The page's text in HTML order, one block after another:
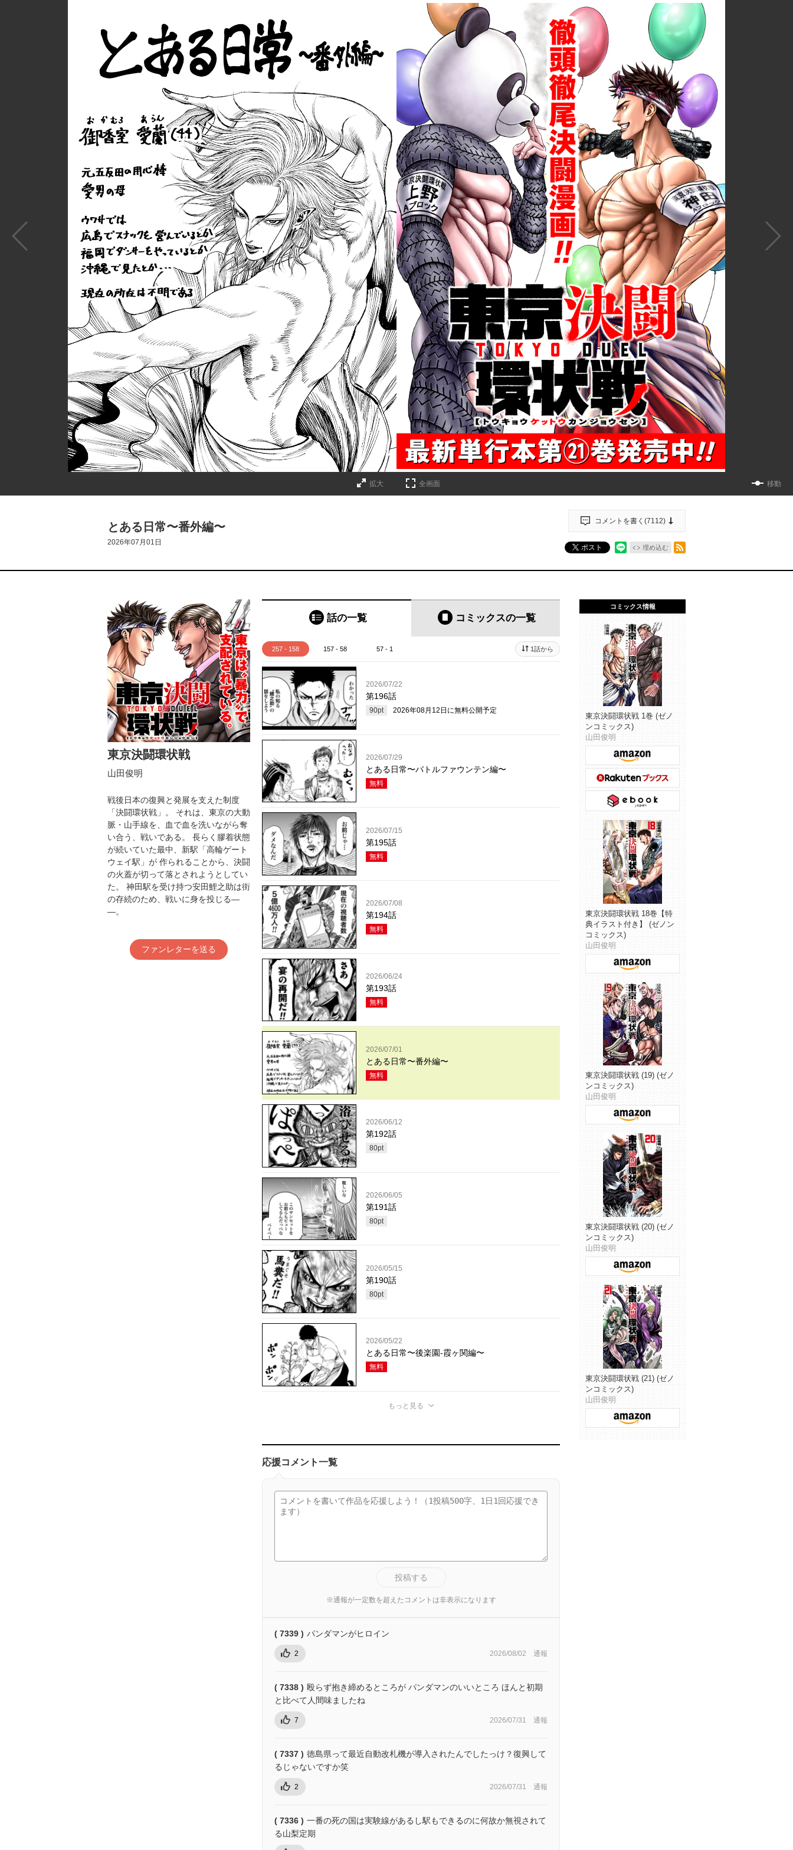
拡大 全画面 移動
とある日常〜番外編〜
2026年07月01日
コメントを書く(7112)
ポスト 埋め込む
東京決闘環状戦
山田俊明
戦後日本の復興と発展を支えた制度
「決闘環状戦」。 それは、東京の大動
脈・山手線を、血で血を洗いながら奪
い合う、戦いである。 長らく膠着状態
が続いていた最中、新駅「高輪ゲート
ウェイ駅」が 作られることから、決闘
の火蓋が切って落とされようとしてい
た。 神田駅を受け持つ安田鯉之助は街
の存続のため、戦いに身を投じる―
―。
ファンレターを送る
話の一覧 コミックスの一覧
257 - 158 157 - 58 57 - 1 1話から
2026/07/22
第196話
90pt 2026年08月12日 に無料公開予定
2026/07/29
とある日常〜バトルファウンテン編〜
無料
2026/07/15
第195話
無料
2026/07/08
第194話
無料
2026/06/24
第193話
無料
2026/07/01
とある日常〜番外編〜
無料
2026/06/12
第192話
80pt
2026/06/05
第191話
80pt
2026/05/15
第190話
80pt
2026/05/22
とある日常〜後楽園-霞ヶ関編〜
無料
もっと見る
応援コメント一覧
投稿する
※通報が一定数を超えたコメントは非表示になります
( 7339 ) パンダマンがヒロイン
2 2026/08/02 通報
( 7338 ) 殴らず抱き締めるところが パンダマンのいいところ ほんと初期
と比べて人間味ましたね
7 2026/07/31 通報
( 7337 ) 徳島県って最近自動改札機が導入されたんでしたっけ？復興して
るじゃないですか笑
2 2026/07/31 通報
( 7336 ) 一番の死の国は実験線があるし駅もできるのに何故か無視されて
る山梨定期
コミックス情報
東京決闘環状戦 1巻 (ゼノ
ンコミックス)
山田俊明
東京決闘環状戦 18巻【特
典イラスト付き】 (ゼノン
コミックス)
山田俊明
東京決闘環状戦 (19) (ゼノ
ンコミックス)
山田俊明
東京決闘環状戦 (20) (ゼノ
ンコミックス)
山田俊明
東京決闘環状戦 (21) (ゼノ
ンコミックス)
山田俊明